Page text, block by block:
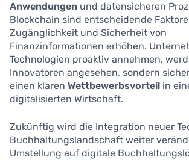
Anwendungen und datensicheren
Blockchain sind entscheidende
Zugänglichkeit und Sicherheit von
Finanzinformationen erhöhen.
Technologien proaktiv annehmen,
Innovatoren angesehen, sondern
einen klaren Wettbewerbsvorteil in
digitalisierten Wirtschaft.
Zukünftig wird die Integration neuer
Buchhaltungslandschaft weiter
Umstellung auf digitale